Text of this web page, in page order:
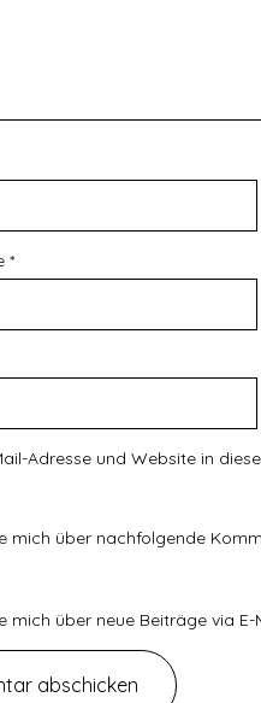
*
Adresse und Website in
mich über nachfolgende
mich über neue Beiträge via E-